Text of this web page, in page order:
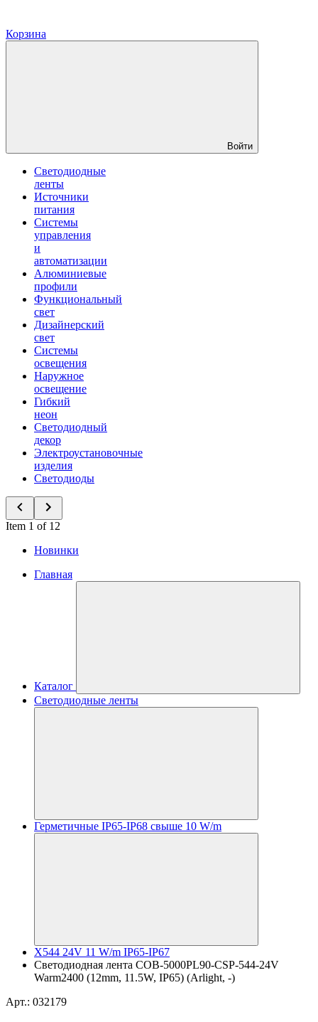
Корзина
Войти
Светодиодные
ленты
Источники
питания
Системы
управления
и
автоматизации
Алюминиевые
профили
Функциональный
свет
Дизайнерский
свет
Системы
освещения
Наружное
освещение
Гибкий
неон
Светодиодный
декор
Электроустановочные
изделия
Светодиоды
Item 1 of 12
Новинки
Главная
Каталог
Светодиодные ленты
Герметичные IP65-IP68 свыше 10 W/m
X544 24V 11 W/m IP65-IP67
Светодиодная лента COB-5000PL90-CSP-544-24V
Warm2400 (12mm, 11.5W, IP65) (Arlight, -)
Арт.: 032179